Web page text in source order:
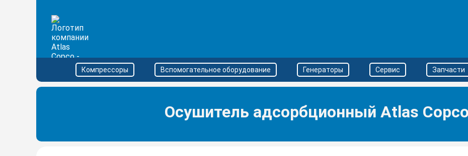
Компрессоры Вспомогательное оборудование Генераторы Сервис Запчасти
Осушитель адсорбционный Atlas